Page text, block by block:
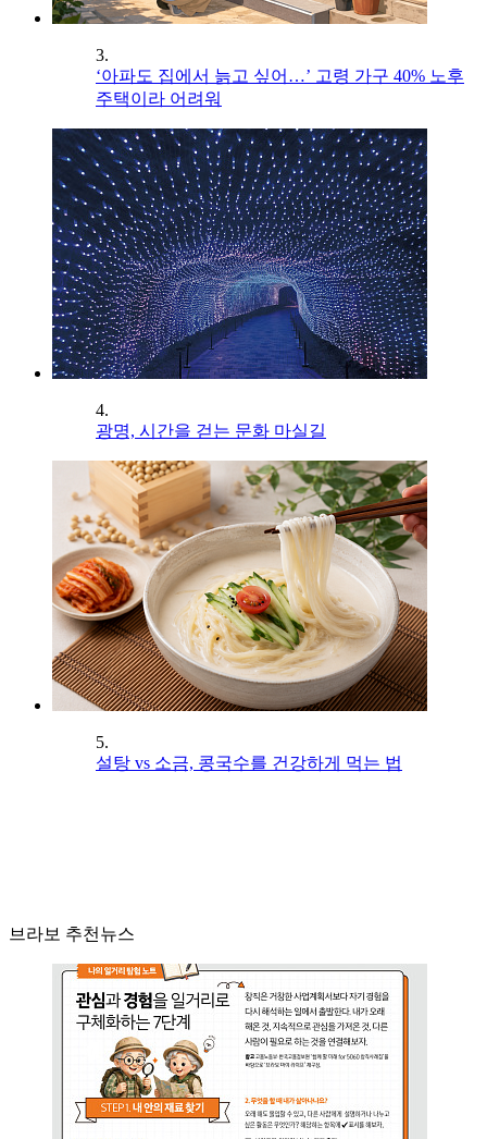
3.
‘아파도 집에서 늙고 싶어…’ 고령 가구 40% 노후
주택이라 어려워
4.
광명, 시간을 걷는 문화 마실길
5.
설탕 vs 소금, 콩국수를 건강하게 먹는 법
브라보 추천뉴스